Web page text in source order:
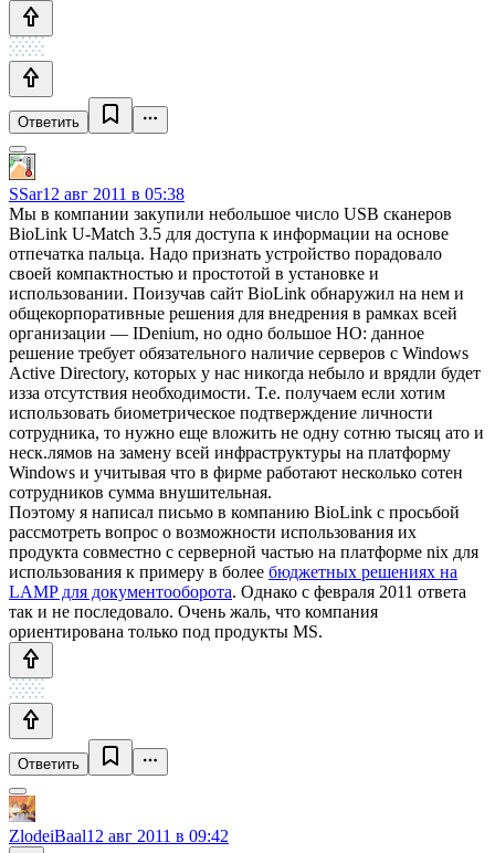
Ответить
SSar12 авг 2011 в 05:38
Мы в компании закупили небольшое число USB сканеров
BioLink U-Match 3.5 для доступа к информации на основе
отпечатка пальца. Надо признать устройство порадовало
своей компактностью и простотой в установке и
использовании. Поизучав сайт BioLink обнаружил на нем и
общекорпоративные решения для внедрения в рамках всей
организации — IDenium, но одно большое НО: данное
решение требует обязательного наличие серверов с Windows
Active Directory, которых у нас никогда небыло и врядли будет
изза отсутствия необходимости. Т.е. получаем если хотим
использовать биометрическое подтверждение личности
сотрудника, то нужно еще вложить не одну сотню тысяц ато и
неск.лямов на замену всей инфраструктуры на платформу
Windows и учитывая что в фирме работают несколько сотен
сотрудников сумма внушительная.
Поэтому я написал письмо в компанию BioLink с просьбой
рассмотреть вопрос о возможности использования их
продукта совместно с серверной частью на платформе nix для
использования к примеру в более бюджетных решениях на
LAMP для документооборота. Однако с февраля 2011 ответа
так и не последовало. Очень жаль, что компания
ориентирована только под продукты MS.
Ответить
ZlodeiBaal12 авг 2011 в 09:42